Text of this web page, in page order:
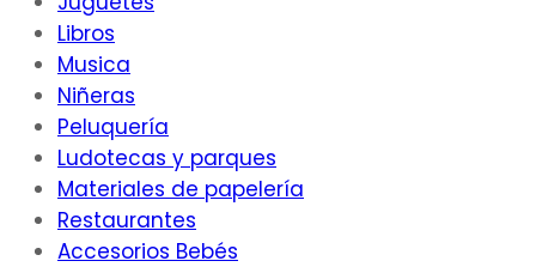
Libros
Musica
Niñeras
Peluquería
Ludotecas y parques
Materiales de papelería
Restaurantes
Accesorios Bebés